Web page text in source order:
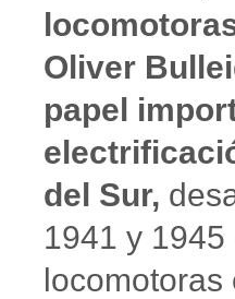
Oliver
papel
del Sur,
1941 y
locomotoras